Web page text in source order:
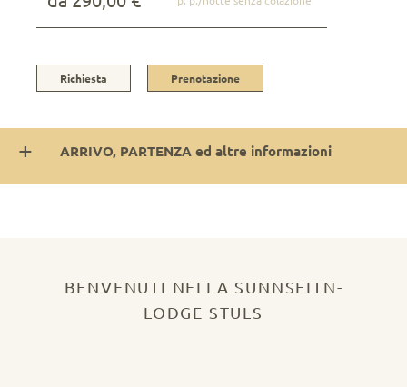
Richiesta Prenotazione
ARRIVO, PARTENZA ed altre informazioni
BENVENUTI NELLA SUNNSEITN-
LODGE STULS